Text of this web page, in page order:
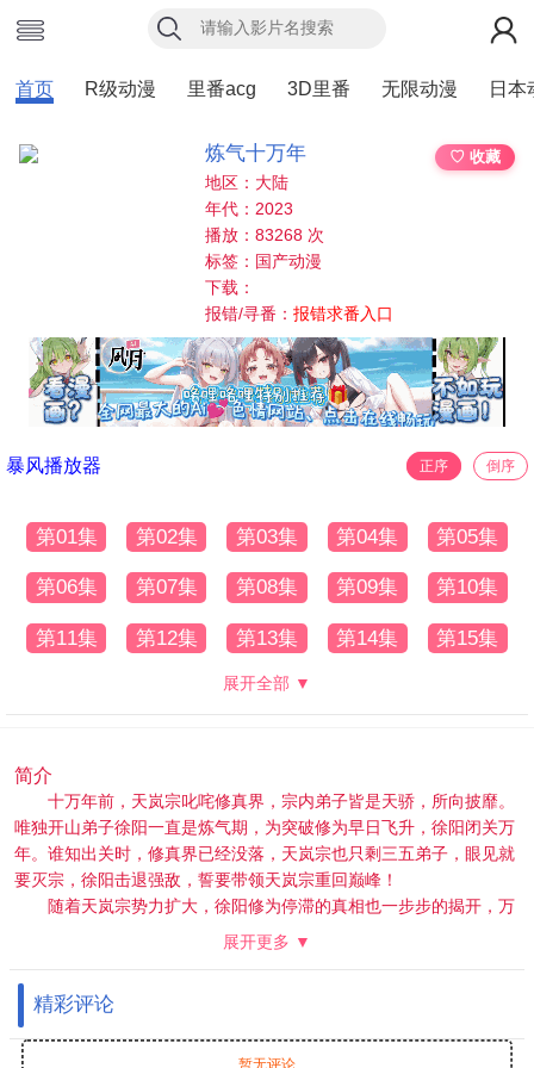
首页 R级动漫 里番acg 3D里番 无限动漫 日本
炼气十万年
♡ 收藏
地区：大陆
年代：2023
播放：83268 次
标签：国产动漫
下载：
报错/寻番：报错求番入口
暴风播放器 正序 倒序
第01集 第02集 第03集 第04集 第05集
第06集 第07集 第08集 第09集 第10集
第11集 第12集 第13集 第14集 第15集
展开全部 ▼
简介
十万年前，天岚宗叱咤修真界，宗内弟子皆是天骄，所向披靡。
唯独开山弟子徐阳一直是炼气期，为突破修为早日飞升，徐阳闭关万
年。谁知出关时，修真界已经没落，天岚宗也只剩三五弟子，眼见就
要灭宗，徐阳击退强敌，誓要带领天岚宗重回巅峰！
随着天岚宗势力扩大，徐阳修为停滞的真相也一步步的揭开，万
年间，一个贯穿人、魔、仙三界的隐秘也展现在众人面前！究竟是一
展开更多 ▼
精彩评论